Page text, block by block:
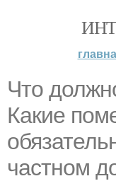
Что
Какие
частном